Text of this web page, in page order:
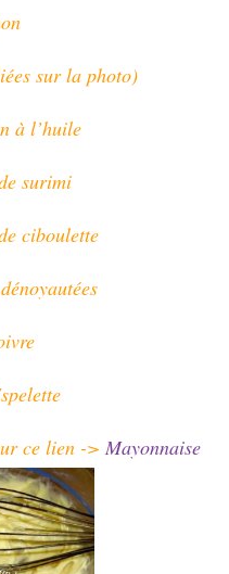
sur la photo)
à l’huile
surimi
ciboulette
ce lien -> Mayonnaise